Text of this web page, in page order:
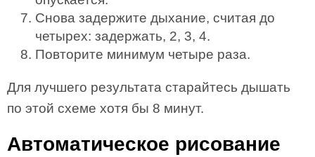
Снова задержите дыхание, считая до
четырех: задержать, 2, 3, 4.
Повторите минимум четыре раза.
Для лучшего результата старайтесь дышать
по этой схеме хотя бы 8 минут.
Автоматическое рисование